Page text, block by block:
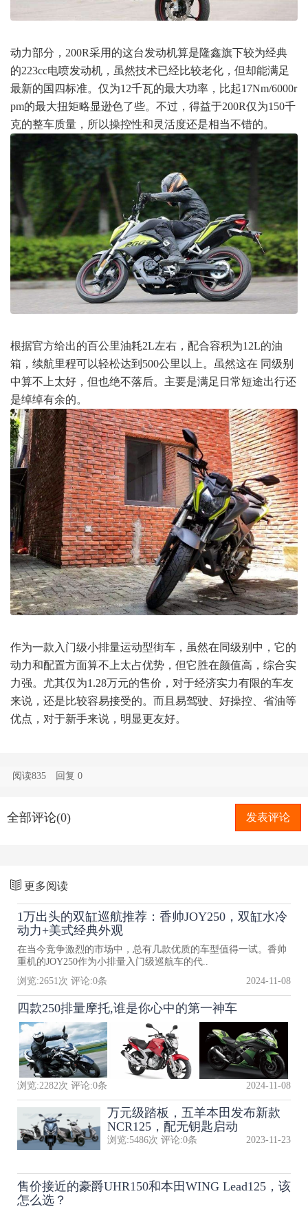
动力部分，200R采用的这台发动机算是隆鑫旗下较为经典
的223cc电喷发动机，虽然技术已经比较老化，但却能满足
最新的国四标准。仅为12千瓦的最大功率，比起17Nm/6000r
pm的最大扭矩略显逊色了些。不过，得益于200R仅为150千
克的整车质量，所以操控性和灵活度还是相当不错的。
根据官方给出的百公里油耗2L左右，配合容积为12L的油
箱，续航里程可以轻松达到500公里以上。虽然这在 同级别
中算不上太好，但也绝不落后。主要是满足日常短途出行还
是绰绰有余的。
作为一款入门级小排量运动型街车，虽然在同级别中，它的
动力和配置方面算不上太占优势，但它胜在颜值高，综合实
力强。尤其仅为1.28万元的售价，对于经济实力有限的车友
来说，还是比较容易接受的。而且易驾驶、好操控、省油等
优点，对于新手来说，明显更友好。
阅读835 回复0
全部评论(0) 发表评论
更多阅读
1万出头的双缸巡航推荐：香帅JOY250，双缸水冷
动力+美式经典外观
在当今竞争激烈的市场中，总有几款优质的车型值得一试。香帅
重机的JOY250作为小排量入门级巡航车的代..
浏览:2651次 评论:0条 2024-11-08
四款250排量摩托,谁是你心中的第一神车
浏览:2282次 评论:0条 2024-11-08
万元级踏板，五羊本田发布新款
NCR125，配无钥匙启动
浏览:5486次 评论:0条 2023-11-23
售价接近的豪爵UHR150和本田WING Lead125，该
怎么选？